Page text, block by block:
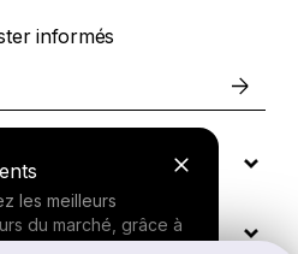
les meilleurs
du marché, grâce à
informés